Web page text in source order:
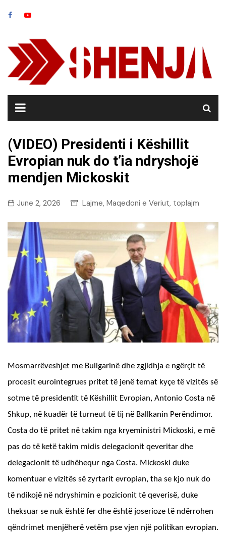
(VIDEO) Presidenti i Këshillit
Evropian nuk do t’ia ndryshojë
mendjen Mickoskit
June 2, 2026 Lajme, Maqedoni e Veriut, toplajm
Mosmarrëveshjet me Bullgarinë dhe zgjidhja e ngërçit të
procesit eurointegrues pritet të jenë temat kyçe të vizitës së
sotme të presidentit të Këshillit Evropian, Antonio Costa në
Shkup, në kuadër të turneut të tij në Ballkanin Perëndimor.
Costa do të pritet në takim nga kryeministri Mickoski, e më
pas do të ketë takim midis delegacionit qeveritar dhe
delegacionit të udhëhequr nga Costa. Mickoski duke
komentuar e vizitës së zyrtarit evropian, tha se kjo nuk do
të ndikojë në ndryshimin e pozicionit të qeverisë, duke
theksuar se nuk është fer dhe është joserioze të ndërrohen
qëndrimet menjëherë vetëm pse vjen një politikan evropian.